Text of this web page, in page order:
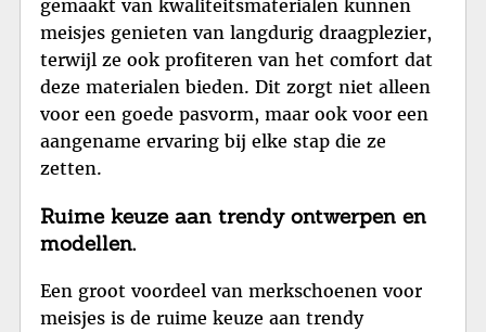
gemaakt van kwaliteitsmaterialen kunnen
meisjes genieten van langdurig draagplezier,
terwijl ze ook profiteren van het comfort dat
deze materialen bieden. Dit zorgt niet alleen
voor een goede pasvorm, maar ook voor een
aangename ervaring bij elke stap die ze
zetten.
Ruime keuze aan trendy ontwerpen en
modellen.
Een groot voordeel van merkschoenen voor
meisjes is de ruime keuze aan trendy